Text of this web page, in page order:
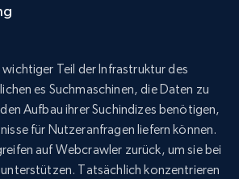
Teil der Infrastruktur des
es Suchmaschinen, die Daten zu
Aufbau ihrer Suchindizes benötigen,
für Nutzeranfragen liefern können.
auf Webcrawler zurück, um sie bei
unterstützen. Tatsächlich konzentrieren